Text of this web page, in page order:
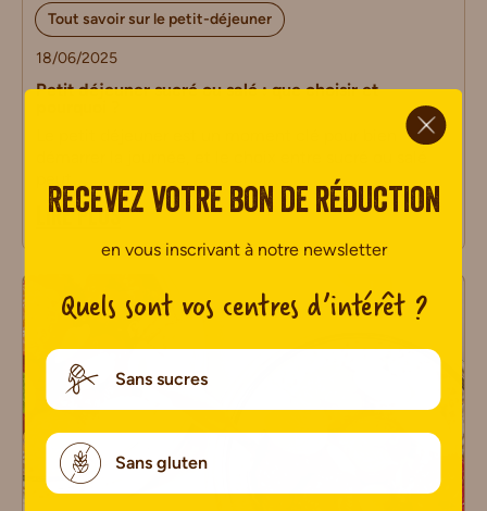
Tout savoir sur le petit-déjeuner
18/06/2025
Petit déjeuner sucré ou salé : que choisir et
LIRE PLUS
Recevez votre bon de réduction
en vous inscrivant à notre newsletter
Quels sont vos centres d’intérêt ?
Sans sucres
Sans gluten